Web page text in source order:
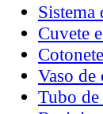
Sistema
Cuvete
Cotonete
Vaso
Tubo de